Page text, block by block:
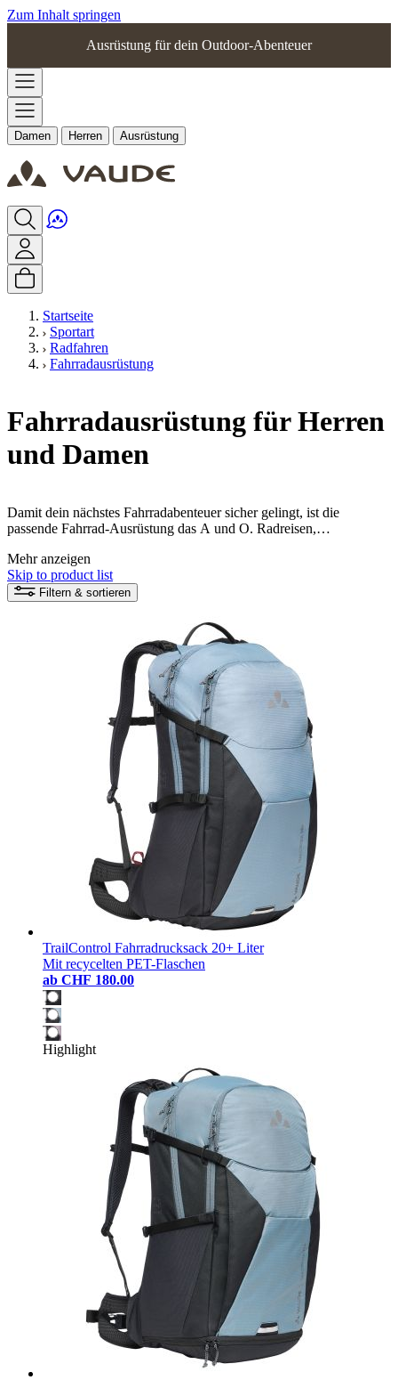
Zum Inhalt springen
Ausrüstung für dein Outdoor-Abenteuer
Damen Herren Ausrüstung
Startseite
Sportart
Radfahren
Fahrradausrüstung
Fahrradausrüstung für Herren
und Damen
Damit dein nächstes Fahrradabenteuer sicher gelingt, ist die
passende Fahrrad-Ausrüstung das A und O. Radreisen,
mit dem Rad ist lang. Bei VAUDE im Shop findest du nachhaltig
und fair produzierte Fahrrad-Ausrüstung, von der Radtasche und
dem Radrucksack bis hin zu nützlichen Fahrrad Accessoires.
Mehr anzeigen
Skip to product list
Filtern & sortieren
TrailControl Fahrradrucksack 20+ Liter
Mit recycelten PET-Flaschen
ab CHF 180.00
Highlight